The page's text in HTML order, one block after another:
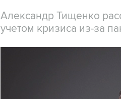
Александр Тищенко
учетом кризиса из-за